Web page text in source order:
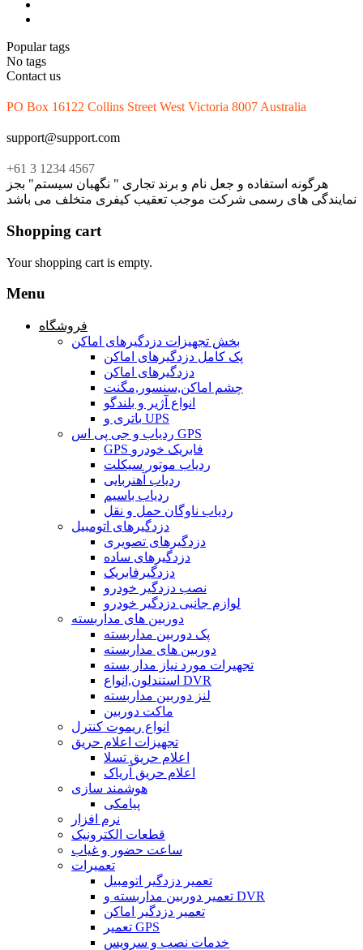
Popular tags
No tags
Contact us
PO Box 16122 Collins Street West Victoria 8007 Australia
support@support.com
+61 3 1234 4567
هرگونه استفاده و جعل نام و برند تجاری " نگهبان سیستم" بجز
نمایندگی های رسمی شرکت موجب تعقیب کیفری متخلف می باشد
Shopping cart
Your shopping cart is empty.
Menu
فروشگاه
بخش تجهیزات دزدگیرهای اماکن
پک کامل دزدگیرهای اماکن
دزدگیرهای اماکن
چشم اماکن,سنسور,مگنت
انواع آژیر و بلندگو
باتری و UPS
ردیاب و جی پی اس GPS
GPS فابریک خودرو
ردیاب موتور سیکلت
ردیاب آهنربایی
ردیاب باسیم
ردیاب ناوگان حمل و نقل
دزدگیرهای اتومبیل
دزدگیرهای تصویری
دزدگیرهای ساده
دزدگیرفابریک
نصب دزدگیر خودرو
لوازم جانبی دزدگیر خودرو
دوربین های مداربسته
پک دوربین مداربسته
دوربین های مداربسته
تجهیرات مورد نیاز مدار بسته
استندلون,انواع DVR
لنز دوربین مداربسته
ماکت دوربین
انواع ریموت کنترل
تجهیزات اعلام حریق
اعلام حریق تسلا
اعلام حریق آریاک
هوشمند سازی
پیامکی
نرم افزار
قطعات الکترونیک
ساعت حضور و غیاب
تعمیرات
تعمیر دزدگیر اتومبیل
تعمیر دوربین مداربسته و DVR
تعمیر دزدگیر اماکن
تعمیر GPS
خدمات نصب و سرویس